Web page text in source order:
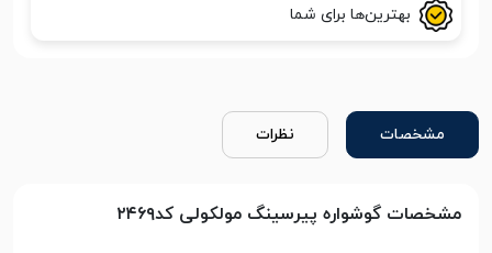
بهترین‌ها برای شما
مشخصات نظرات
مشخصات گوشواره پیرسینگ مولکولی کد۲۴۶۹